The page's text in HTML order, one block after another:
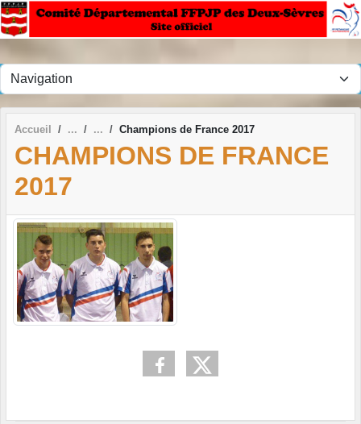
Accueil Champions de France 2017
CHAMPIONS DE FRANCE
2017
Panneau de gestion des cookies